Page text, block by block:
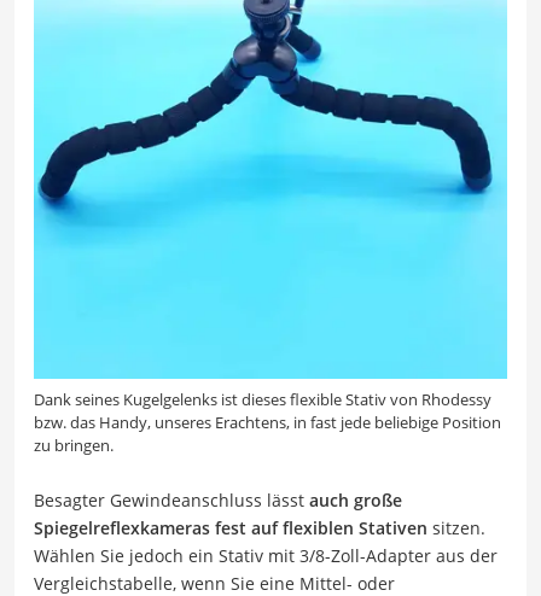
Dank seines Kugelgelenks ist dieses flexible Stativ von Rhodessy
bzw. das Handy, unseres Erachtens, in fast jede beliebige Position
zu bringen.
Besagter Gewindeanschluss lässt auch große
Spiegelreflexkameras fest auf flexiblen Stativen sitzen.
Wählen Sie jedoch ein Stativ mit 3/8-Zoll-Adapter aus der
Vergleichstabelle, wenn Sie eine Mittel- oder